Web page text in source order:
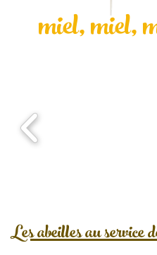
miel, miel,
Les abeilles au service